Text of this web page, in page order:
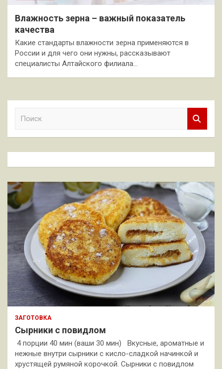
Влажность зерна – важный показатель
качества
Какие стандарты влажности зерна применяются в
России и для чего они нужны, рассказывают
специалисты Алтайского филиала…
к
ЗАГОТОВКА
Сырники с повидлом
4 порции 40 мин (ваши 30 мин) Вкусные, ароматные и
нежные внутри сырники с кисло-сладкой начинкой и
хрустящей румяной корочкой. Сырники с повидлом